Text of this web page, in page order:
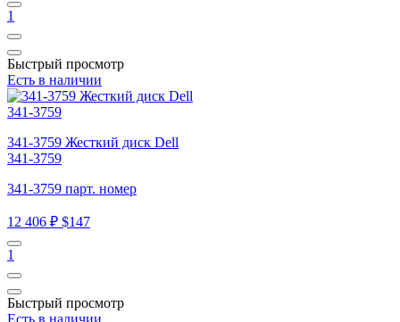
1
Быстрый просмотр
Есть в наличии
341-3759 Жесткий диск Dell
341-3759
341-3759 парт. номер
12 406 ₽ $147
1
Быстрый просмотр